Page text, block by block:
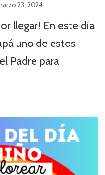
23, 2024
llegar! En este día
uno de estos
Padre para